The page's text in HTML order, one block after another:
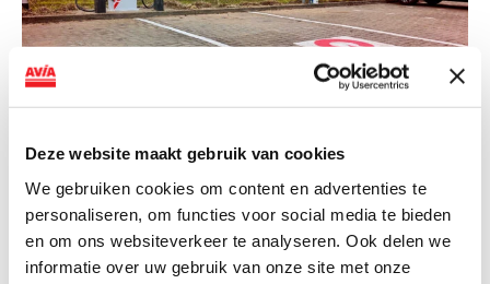
Deze website maakt gebruik van cookies
We gebruiken cookies om content en advertenties te
personaliseren, om functies voor social media te bieden
en om ons websiteverkeer te analyseren. Ook delen we
informatie over uw gebruik van onze site met onze
NIEUWS
AVIA VOLT en Fletcher Hotels starten
landelijke uitrol van DC-